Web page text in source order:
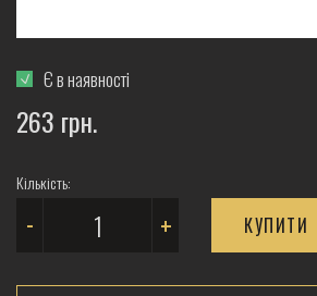
Є в наявності
263 грн.
Кількість:
- + КУПИТИ